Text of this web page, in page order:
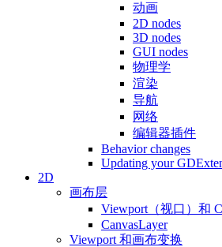
动画
2D nodes
3D nodes
GUI nodes
物理学
渲染
导航
网络
编辑器插件
Behavior changes
Updating your
2D
画布层
Viewport（视口）和
CanvasLayer
Viewport 和画布变换